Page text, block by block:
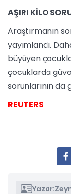
AŞIRI KİLO
Araştırmanın
yayımlandı.
büyüyen
çocuklarda
sorunlarının
REUTERS
Yazar: